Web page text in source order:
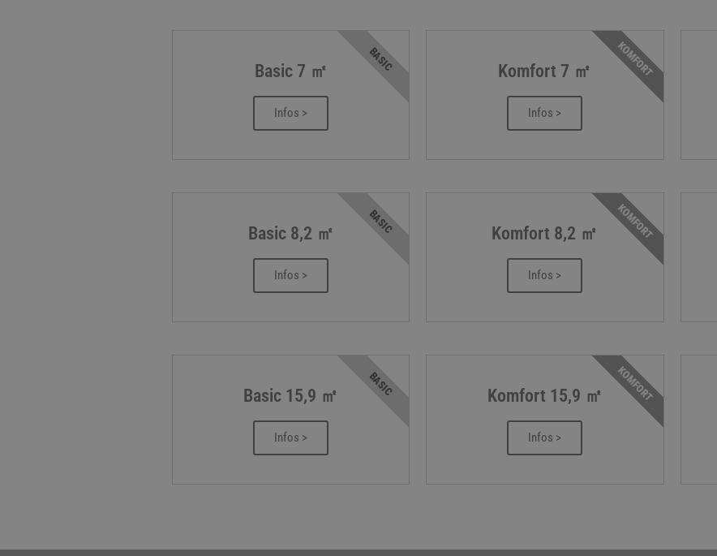
Basic 7 ㎡
Infos >
BASIC Komfort 7 ㎡
Infos >
KOMFORT
Basic 8,2 ㎡
Infos >
BASIC Komfort 8,2 ㎡
Infos >
KOMFORT
Basic 15,9 ㎡
Infos >
BASIC Komfort 15,9 ㎡
Infos >
KOMFORT